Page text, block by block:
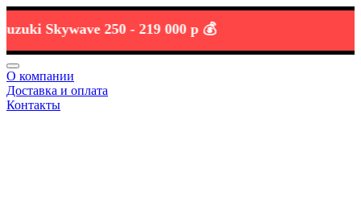
Skywave 250 -219 000 р 💰
О компании
Доставка и оплата
Контакты